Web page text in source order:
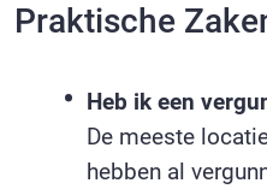
Praktische
Heb ik een
De meeste
hebben al